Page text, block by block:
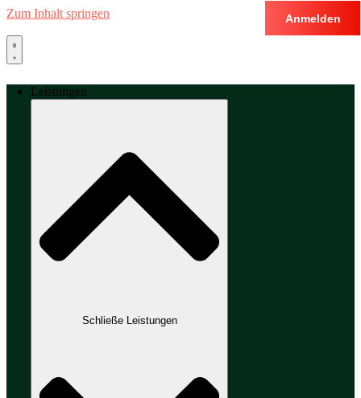
Zum Inhalt springen
Leistungen
Schließe Leistungen
Anmelden